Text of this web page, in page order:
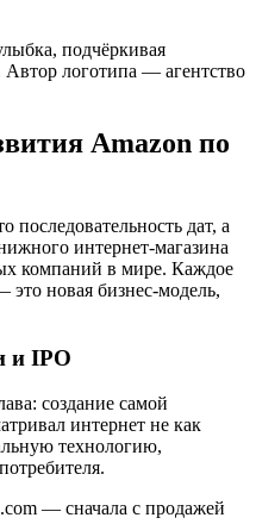
подчёркивая
логотипа — агентство
Amazon по
последовательность дат, а
интернет-магазина
компаний в мире. Каждое
это новая бизнес-модель,
и IPO
создание самой
интернет не как
технологию,
— сначала с продажей